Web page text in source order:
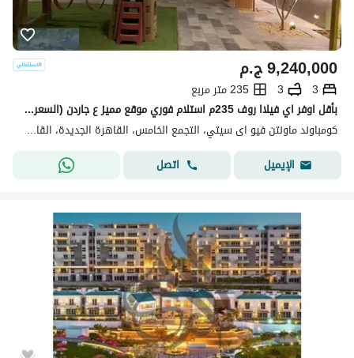
ج.م9,240,000
3
3
235 متر مربع
بأقل اوفر اي فيلاا روف 235م استلام فوري موقع مميز ع جاردن (السعر لفترة محدوده )
كومباوند ماونتن فيو اى سيتي، التجمع الخامس، القاهرة الجديدة، القاهرة
الإيميل
اتصل